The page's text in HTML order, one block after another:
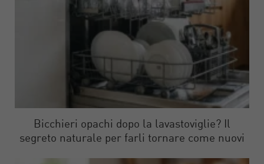
Bicchieri opachi dopo la lavastoviglie? Il
segreto naturale per farli tornare come nuovi